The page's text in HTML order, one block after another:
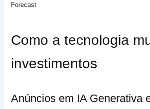
Forecast
Como a tecnologia
investimentos
Anúncios em IA Generativa